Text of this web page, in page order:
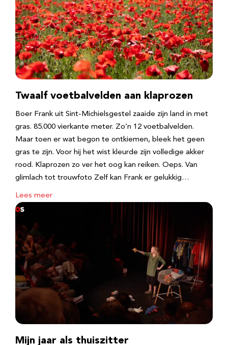
Twaalf voetbalvelden aan klaprozen
Boer Frank uit Sint-Michielsgestel zaaide zijn land in met
gras. 85.000 vierkante meter. Zo’n 12 voetbalvelden.
Maar toen er wat begon te ontkiemen, bleek het geen
gras te zijn. Voor hij het wist kleurde zijn volledige akker
rood. Klaprozen zo ver het oog kan reiken. Oeps. Van
glimlach tot trouwfoto Zelf kan Frank er gelukkig…
Lees meer
Mijn jaar als thuiszitter